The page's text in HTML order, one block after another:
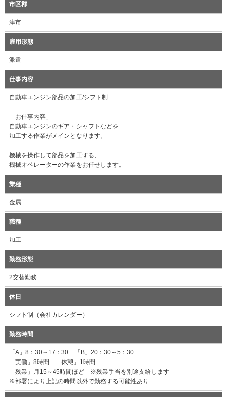
市区郡
津市
雇用形態
派遣
仕事内容
自動車エンジン部品の加工/シフト制
──────────────────
「お仕事内容」
自動車エンジンのギア・シャフトなどを
加工する作業がメインとなります。
機械を操作して部品を加工する、
機械オペレーターの作業をお任せします。
業種
金属
職種
加工
勤務形態
2交替勤務
休日
シフト制（会社カレンダー）
勤務時間
「A」8：30～17：30 「B」20：30～5：30
「実働」8時間 「休憩」1時間
「残業」月15～45時間ほど ※残業手当を別途支給します
※部署により上記の時間以外で勤務する可能性あり